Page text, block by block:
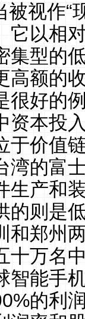
被视作“
它以相
集型的
高额的
很好的
资本投
于价值
湾的富
生产和
的则是
和郑州
十万名
智能手
的利